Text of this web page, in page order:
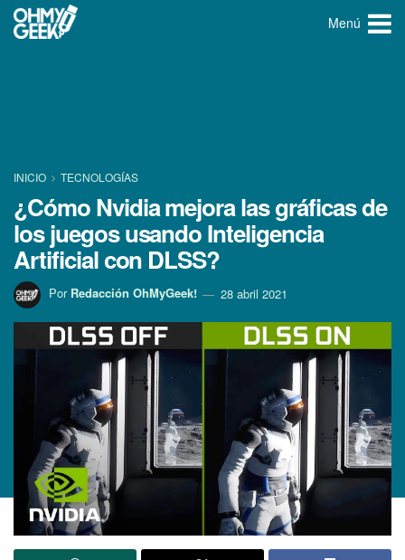
Menú
INICIO TECNOLOGÍ­AS
¿Cómo Nvidia mejora las gráficas de
los juegos usando Inteligencia
Artificial con DLSS?
Por Redacción OhMyGeek! 28 abril 2021